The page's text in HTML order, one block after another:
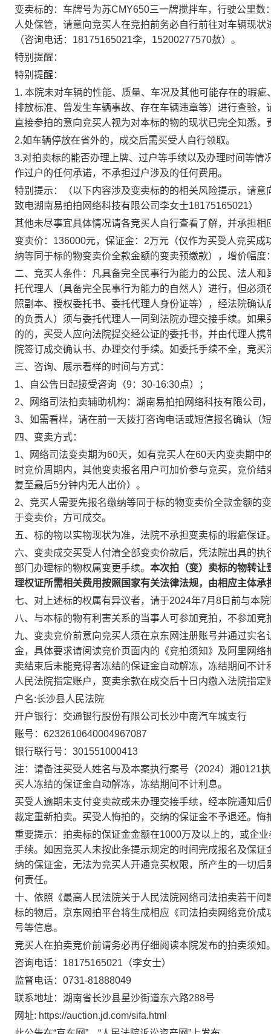
变卖标的：车牌号为苏CMY650三一牌搅拌车，行驶公里数
人处保管，请意向竞买人在竞拍前务必自行前往对车辆现
（咨询电话： 18175165021李， 15200277570敖）。
特别提醒：
特别提醒：
1. 本院未对车辆的性能、质量、车况及其他可能存在的瑕
排放标准、曾发生车辆事故、存在车辆违章等）进行查验
直接参拍的意向竞买人视为对本标的物的现状已完全知悉，
2.如车辆停放在省外的，成交后需买受人自行领取。
3.对拍卖标的能否办理上牌、过户等手续以及办理时间等
作过户的任何承诺，不承担过户涉及的任何费用。
特别提示：（以下内容涉及变卖标的的相关风险提示，请
致电湖南易拍拍网络科技有限公司李女士18175165021）
其他未尽事宜具体情况请各竞买人自行查看了解，并承担
变卖价： 136000元，保证金： 2万元（仅作为买受人竞买成
纳等同于标的物变卖价全款金额的变卖预缴款），增价幅度
二、竞买人条件：凡具备完全民事行为能力的公民、法人
托代理人（具备完全民事行为能力的自然人）进行，但必须
照副本、授权委托书、委托代理人身份证等），经法院确
的负责人）须与委托代理人一同到法院办理交接手续。如
的的，买受人应向法院提交经公证的委托书，并由代理人
院签订成交确认书、办理交付手续。如委托手续不全，竞
三、咨询、展示看样的时间与方式：
1、自公告日起接受咨询（9： 30-16:30点）；
2、
网络司法拍卖辅助机构：湖南易拍拍网络科技有限公司
3、如需看样，请在前一天拨打咨询电话或短信报名确认（
四、变卖方式：
1、网络司法变卖期为60天，如有竞买人在60天内变卖期中
时竞价周期内，其他变卖报名用户可加价参与竞买，竞价结
复至最后5分钟内无人出价）。
2、竞买人需要先报名缴纳等同于标的物变卖价全款金额的
于变卖价，方可成交。
五、标的物以实物现状为准，法院不承担变卖标的瑕疵保证
六、变卖成交买受人付清全部变卖价款后，凭法院出具的
部门办理标的物权属变更手续。 本次拍（变）卖标的物转让
理权证所需相关费用按照国家有关法律法规，由相应主体承
七、对上述标的权属有异议者，请于2024年7月 8 日 前与本
八、与本标的物有利害关系的当事人可参加竞拍，不参加
九、变卖竞价前意向竞买人须在京东网注册账号并通过实
金，具体要求请阅读竞价页面内的《竞拍须知》及阿里网
卖结束后未能竞得者冻结的保证金自动解冻，冻结期间不
人民法院指定账户，变卖余款在成交后十日内缴入法院指定
户名:长沙县人民法院
开户银行： 交通银行股份有限公司长沙中南汽车城支行
账号： 6232610640004967087
银行联行号： 301551000413
注：请备注买受人姓名与及本案执行案号（2024）湘0121执
买人冻结的保证金自动解冻，冻结期间不计利息。
买受人逾期未支付变卖款或未办理交接手续，经本院通知
裁定重新拍卖。买受人悔拍的，交纳的保证金不予退还。
重要提示： 拍卖标的保证金金额在1000万及以上的，或企
手续。如因竞买人未按此条提示规定的时间完成报名及保证
纳的保证金，无法为竞买人开通竞买权限，所产生的一切
何责任。
十、依照《最高人民法院关于人民法院网络司法拍卖若干问
标的物后，京东网拍平台将生成相应《司法拍卖网络竞价成
号等信息。
竞买人在拍卖竞价前请务必再仔细阅读本院发布的拍卖须知
咨询电话： 18175165021 （李女士）
监督电话： 0731-81888049
联系地址：湖南省长沙县星沙街道东六路288号
网址: https://auction.jd.com/sifa.html